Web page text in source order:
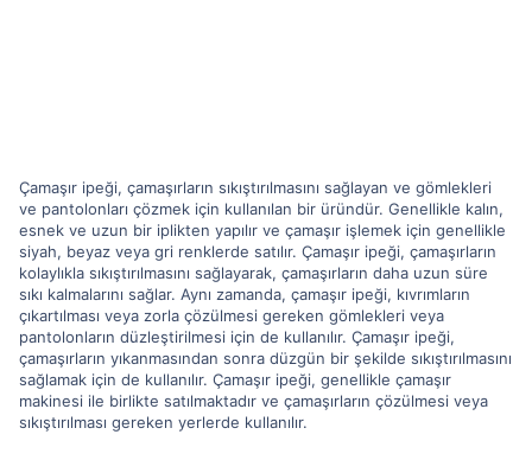
Çamaşır ipeği, çamaşırların sıkıştırılmasını sağlayan ve gömlekleri
ve pantolonları çözmek için kullanılan bir üründür. Genellikle kalın,
esnek ve uzun bir iplikten yapılır ve çamaşır işlemek için genellikle
siyah, beyaz veya gri renklerde satılır. Çamaşır ipeği, çamaşırların
kolaylıkla sıkıştırılmasını sağlayarak, çamaşırların daha uzun süre
sıkı kalmalarını sağlar. Aynı zamanda, çamaşır ipeği, kıvrımların
çıkartılması veya zorla çözülmesi gereken gömlekleri veya
pantolonların düzleştirilmesi için de kullanılır. Çamaşır ipeği,
çamaşırların yıkanmasından sonra düzgün bir şekilde sıkıştırılmasını
sağlamak için de kullanılır. Çamaşır ipeği, genellikle çamaşır
makinesi ile birlikte satılmaktadır ve çamaşırların çözülmesi veya
sıkıştırılması gereken yerlerde kullanılır.